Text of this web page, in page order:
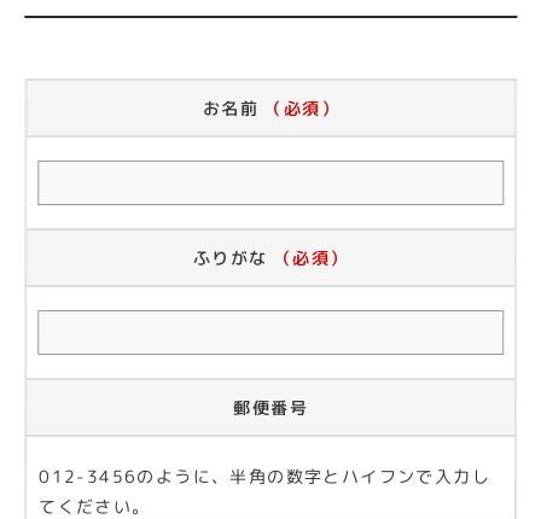
お名前 （必須）
ふりがな （必須）
郵便番号
012-3456のように、半角の数字とハイフンで入力し
てください。